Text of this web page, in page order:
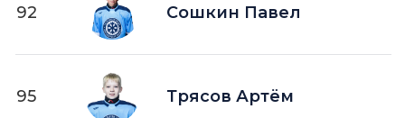
92 Сошкин Павел
95 Трясов Артём